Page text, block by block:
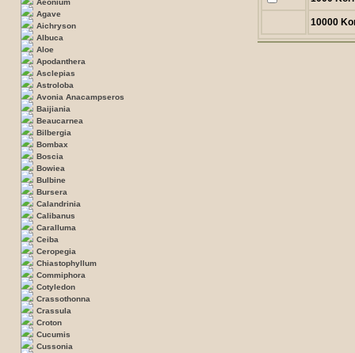
Aeonium
Agave
Aichryson
Albuca
Aloe
Apodanthera
Asclepias
Astroloba
Avonia Anacampseros
Baijiania
Beaucarnea
Bilbergia
Bombax
Boscia
Bowiea
Bulbine
Bursera
Calandrinia
Calibanus
Caralluma
Ceiba
Ceropegia
Chiastophyllum
Commiphora
Cotyledon
Crassothonna
Crassula
Croton
Cucumis
Cussonia
10000